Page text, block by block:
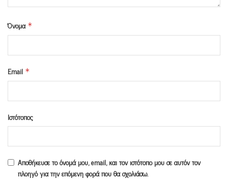
Όνομα *
Email *
Ιστότοπος
Αποθήκευσε το όνομά μου, email, και τον ιστότοπο μου σε αυτόν τον
πλοηγό για την επόμενη φορά που θα σχολιάσω.